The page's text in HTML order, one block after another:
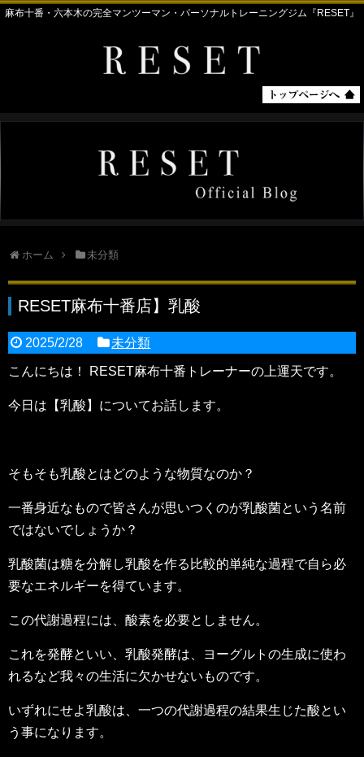
麻布十番・六本木の完全マンツーマン・パーソナルトレーニングジム『RESET』
ホーム 未分類
RESET麻布十番店】乳酸
2025/2/28 未分類
こんにちは！ RESET麻布十番トレーナーの上運天です。
今日は【乳酸】についてお話します。
そもそも乳酸とはどのような物質なのか？
一番身近なもので皆さんが思いつくのが乳酸菌という名前
ではないでしょうか？
乳酸菌は糖を分解し乳酸を作る比較的単純な過程で自ら必
要なエネルギーを得ています。
この代謝過程には、酸素を必要としません。
これを発酵といい、乳酸発酵は、ヨーグルトの生成に使わ
れるなど我々の生活に欠かせないものです。
いずれにせよ乳酸は、一つの代謝過程の結果生じた酸とい
う事になります。